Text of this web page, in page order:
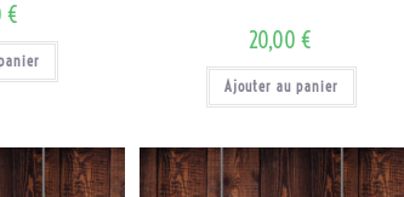
€
20,00€
Ajouter au panier